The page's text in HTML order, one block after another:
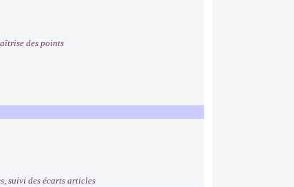
des points
suivi des écarts articles